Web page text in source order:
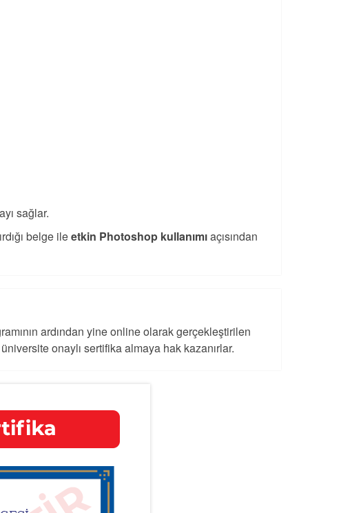
sağlar.
belge ileetkin Photoshop kullanımıaçısından
ardından yine online olarak gerçekleştirilen
onaylı sertifika almaya hak kazanırlar.